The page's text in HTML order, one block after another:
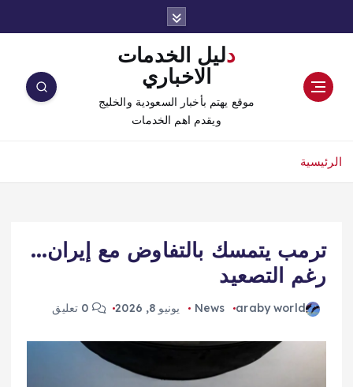
دليل الخدمات
الاخباري
موقع يهتم بأخبار السعودية والخليج
ويقدم اهم الخدمات
الرئيسية
ترمب يتمسك بالتفاوض مع إيران…
رغم التصعيد
araby world
News يونيو 8, 2026